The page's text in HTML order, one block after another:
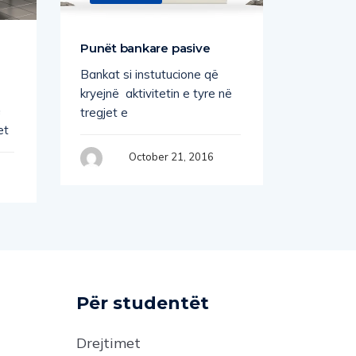
Punët bankare pasive
Bankat si instutucione që
kryejnë aktivitetin e tyre në
tregjet e
October 21, 2016
Për studentët
Drejtimet